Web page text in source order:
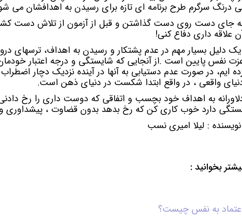
درنگ سرگرم طرح برنامه ای تازه برای رسیدن به اهدافشان می
جای دست روی دست گذاشتن و قبل از آزمون از تلاش دست
علاقه داری دفاع کنی!
یک دلیل بسیار مهم در عدم پشتکار و رسیدن به اهداف، ترسهای
نفس پایین است .از آنجایی که شایستگی و درجه اعتبار
ایم، در صورت عدم دستیابی به آنها در آینده نزدیک دچار
واقعی ، در واقع ابتدا شکست در دنیای ذهن است.
به اهداف خود بچسب و اتفاقی که دوست داری را رخ
دارد خوب کاری کن که رخ بدهد بدون قضاوت ، پیشداوری و
نویسنده : لیلا امیری نسب
بخوانید :
به نفس چیست؟